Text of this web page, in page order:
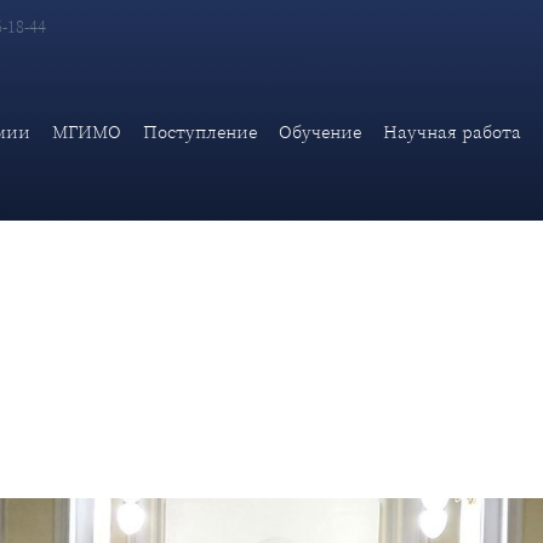
18-44
МГИМО Поступление Обучение Научная работа